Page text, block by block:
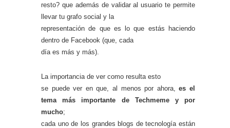
resto? que además de validar al usuario te permite
llevar tu grafo social y la
representación de que es lo que estás haciendo
dentro de Facebook (que, cada
día es más y más).
La importancia de ver como resulta esto
se puede ver en que, al menos por ahora,es el
tema más importante de Techmeme y por
mucho;
cada uno de los grandes blogs de tecnología están